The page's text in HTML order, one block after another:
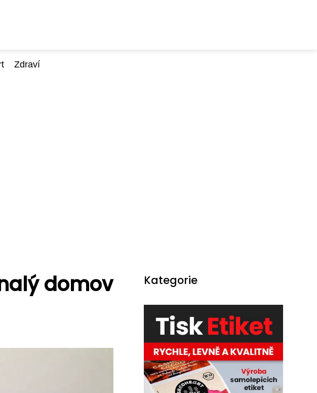
Zdraví
domov
Kategorie